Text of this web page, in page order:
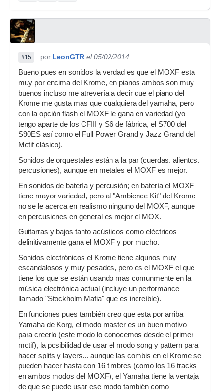
#15 por LeonGTR el 05/02/2014
Bueno pues en sonidos la verdad es que el MOXF esta
muy por encima del Krome, en pianos ambos son muy
buenos incluso me atrevería a decir que el piano del
Krome me gusta mas que cualquiera del yamaha, pero
con la opción flash el MOXF le gana en variedad (yo
tengo aparte de los CFIII y S6 de fábrica, el S700 del
S90ES así como el Full Power Grand y Jazz Grand del
Motif clásico).
Sonidos de orquestales están a la par (cuerdas, alientos,
percusiones), aunque en metales el MOXF es mejor.
En sonidos de batería y percusión; en batería el MOXF
tiene mayor variedad, pero al "Ambience Kit" del Krome
no se le acerca en realismo ninguno del MOXF, aunque
en percusiones en general es mejor el MOX.
Guitarras y bajos tanto acústicos como eléctricos
definitivamente gana el MOXF y por mucho.
Sonidos electrónicos el Krome tiene algunos muy
escandalosos y muy pesados, pero es el MOXF el que
tiene los que se están usando mas comunmente en la
música electrónica actual (incluye un performance
llamado "Stockholm Mafia" que es increíble).
En funciones pues también creo que esta por arriba
Yamaha de Korg, el modo master es un buen motivo
para creerlo (este modo lo conocemos desde el primer
motif), la posibilidad de usar el modo song y pattern para
hacer splits y layers... aunque las combis en el Krome se
pueden hacer hasta con 16 timbres (como los 16 tracks
en ambos modos del MOXF), el Yamaha tiene la ventaja
de que se puede usar ese modo también como